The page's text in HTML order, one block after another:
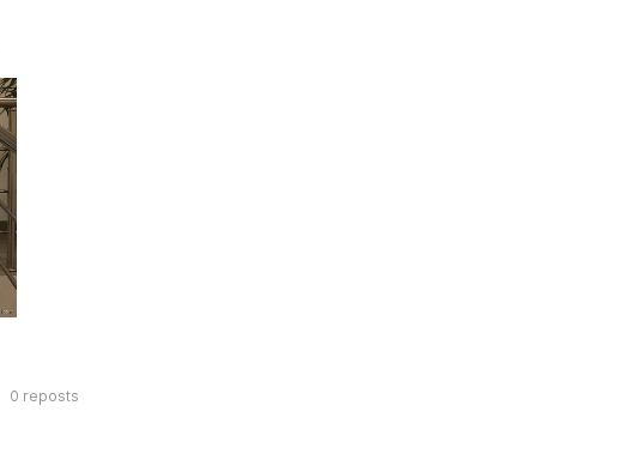
0 reposts